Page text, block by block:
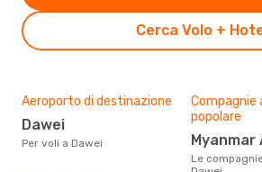
Cerca Volo +
Aeroporto di destinazione
Dawei
Per voli a Dawei
Compagnie
popolare
Le compagnie aeree con voli per